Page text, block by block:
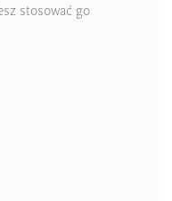
stosować go